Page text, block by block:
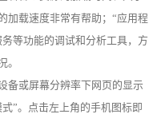
加载速度非常有帮助；“应用程
等功能的调试和分析工具，方
。
备或屏幕分辨率下网页的显示
”。点击左上角的手机图标即